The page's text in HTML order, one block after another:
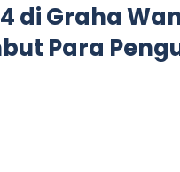
di Graha
Para